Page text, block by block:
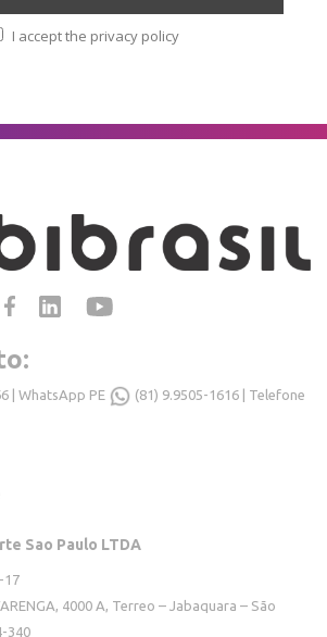
I accept the privacy policy
| WhatsApp PE (81) 9.9505-1616 | Telefone
Sao Paulo LTDA
17
4000 A, Terreo – Jabaquara – São
340